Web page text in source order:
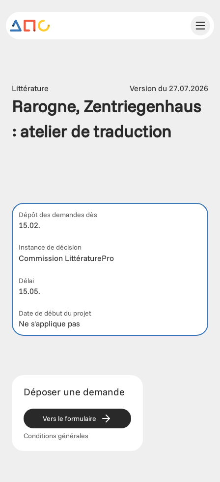
Littérature Version du 27.07.2026
Rarogne, Zentriegenhaus
: atelier de traduction
Dépôt des demandes dès
15.02.
Instance de décision
Commission LittératurePro
Délai
15.05.
Date de début du projet
Ne s'applique pas
Déposer une demande
Vers le formulaire
Conditions générales